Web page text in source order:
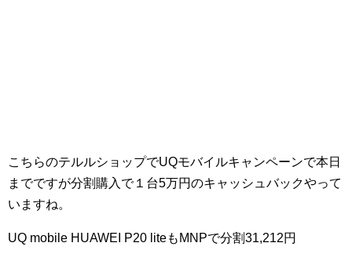
こちらのテルルショップでUQモバイルキャンペーンで本日
までですが分割購入で１台5万円のキャッシュバックやって
いますね。
UQ mobile HUAWEI P20 liteもMNPで分割31,212円